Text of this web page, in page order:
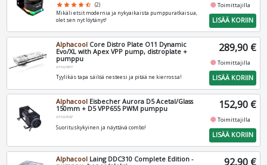
star star star star star_half (2)
Mikäli etsit modernia ja nykyaikaista pumppuratkaisua,
olet sen nyt löytänyt!
fiber_manual_recordToimittajilla
LISÄÄ KORIIN
Alphacool Core Distro Plate O11 Dynamic
Evo/XL with Apex VPP pump, distroplate +
pumppu
AT1023977
Tyylikäs tapa säilöä nesteesi ja pitää ne kierrossa!
289,90 €
fiber_manual_recordToimittajilla
LISÄÄ KORIIN
Alphacool Eisbecher Aurora D5 Acetal/Glass
150mm + D5 VPP655 PWM pumppu
AT1023567
Suorituskykyinen ja näyttävä combo!
152,90 €
fiber_manual_recordToimittajilla
LISÄÄ KORIIN
Alphacool Laing DDC310 Complete Edition -
92,90 €